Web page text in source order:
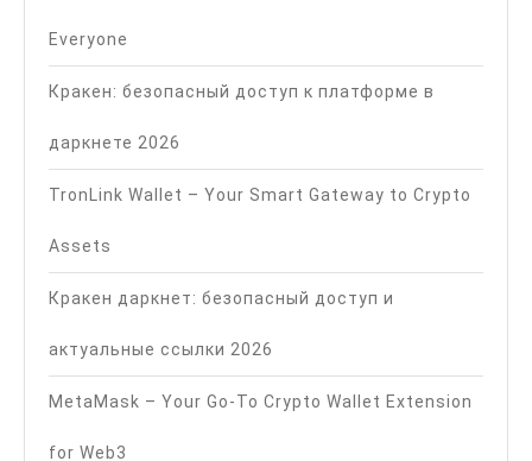
Everyone
Кракен: безопасный доступ к платформе в
даркнете 2026
TronLink Wallet – Your Smart Gateway to Crypto
Assets
Кракен даркнет: безопасный доступ и
актуальные ссылки 2026
MetaMask – Your Go-To Crypto Wallet Extension
for Web3